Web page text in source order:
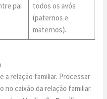
pai
todos os avós
(paternos e
maternos).
a relação familiar. Processar
caixão da relação familiar.